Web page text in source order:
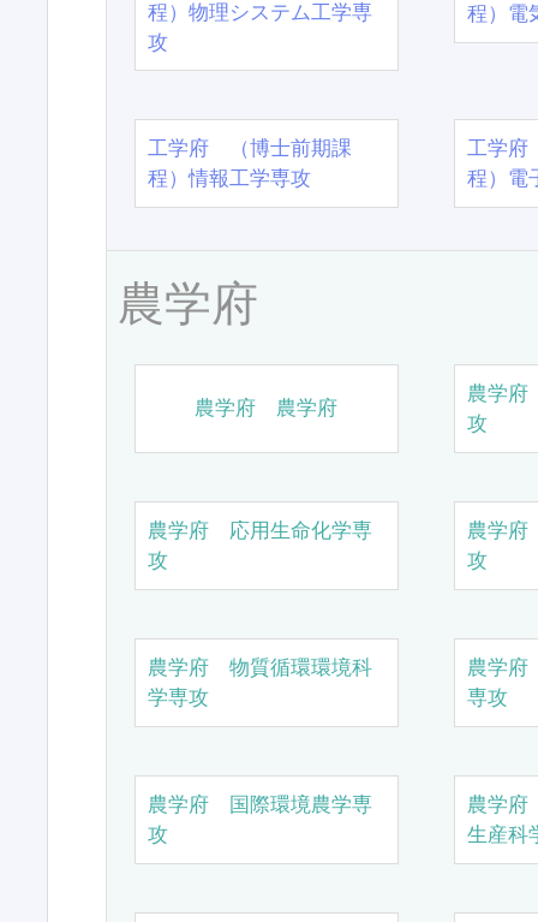
程）物理システム工学専
攻
程）電
工学府 （博士前期課
程）情報工学専攻
工学
程）電
農学府
農学府 農学府
農学
攻
農学府 応用生命化学専
攻
農学
攻
農学府 物質循環環境科
学専攻
農学
専攻
農学府 国際環境農学専
攻
農学
生産科